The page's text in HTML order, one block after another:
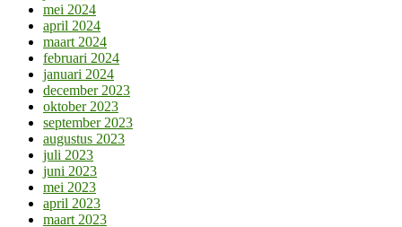
mei 2024
april 2024
maart 2024
februari 2024
januari 2024
december 2023
oktober 2023
september 2023
augustus 2023
juli 2023
juni 2023
mei 2023
april 2023
maart 2023